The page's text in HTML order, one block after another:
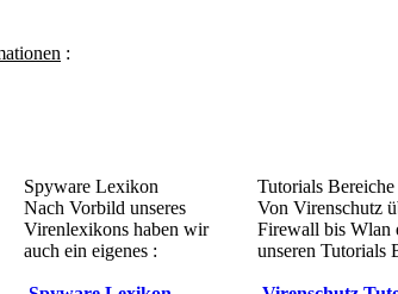
:
Spyware Lexikon
Nach Vorbild unseres
Virenlexikons haben wir
auch ein eigenes :
Tutorials Bereiche
Von Virenschutz
Firewall bis Wlan
unseren Tutorials